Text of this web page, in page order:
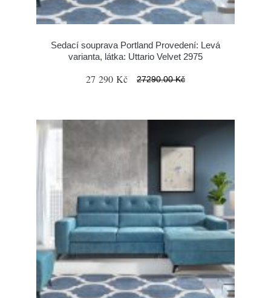
Sedací souprava Portland Provedení: Levá
varianta, látka: Uttario Velvet 2975
27 290 Kč 27290.00 Kč